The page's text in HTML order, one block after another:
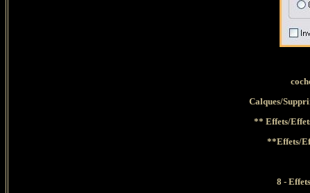
Calques/
** Effets/
**Effets/
8 -